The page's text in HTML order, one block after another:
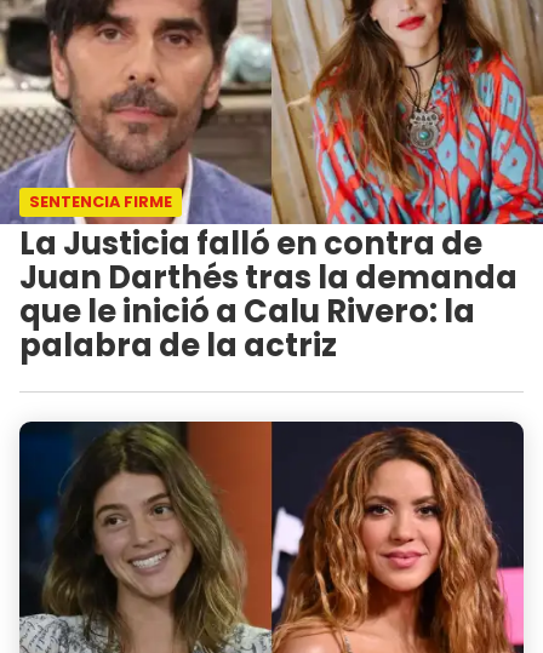
SENTENCIA FIRME
La Justicia falló en contra de
Juan Darthés tras la demanda
que le inició a Calu Rivero: la
palabra de la actriz